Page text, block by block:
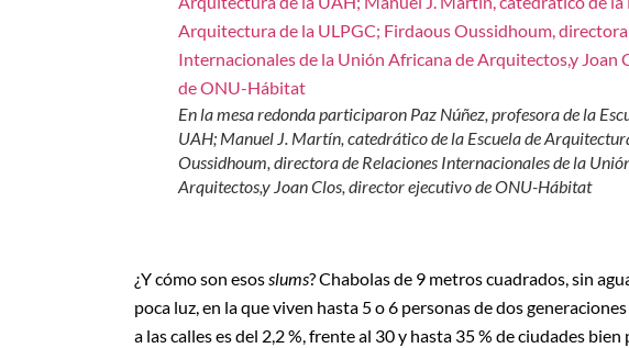
En la mesa redonda participaron Paz Núñez, profesora de la
UAH; Manuel J. Martín, catedrático de la Escuela de
Oussidhoum, directora de Relaciones Internacionales de la
Arquitectos,y Joan Clos, director ejecutivo de ONU-Hábitat
¿Y cómo son esosslums? Chabolas de 9 metros cuadrados, sin
poca luz, en la que viven hasta 5 o 6 personas de dos
a las calles es del 2,2 %, frente al 30 y hasta 35 % de ciudades